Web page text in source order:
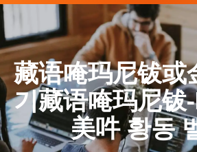
藏语唵玛尼钹或
기藏语唵玛尼钹
美吽 황동